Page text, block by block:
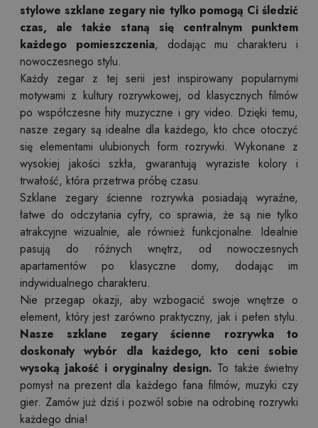
stylowe szklane zegary nie tylko pomogą Ci śledzić
czas, ale także staną się centralnym punktem
każdego pomieszczenia, dodając mu charakteru i
nowoczesnego stylu.
Każdy zegar z tej serii jest inspirowany popularnymi
motywami z kultury rozrywkowej, od klasycznych filmów
po współczesne hity muzyczne i gry video. Dzięki temu,
nasze zegary są idealne dla każdego, kto chce otoczyć
się elementami ulubionych form rozrywki. Wykonane z
wysokiej jakości szkła, gwarantują wyraziste kolory i
trwałość, która przetrwa próbę czasu.
Szklane zegary ścienne rozrywka posiadają wyraźne,
łatwe do odczytania cyfry, co sprawia, że są nie tylko
atrakcyjne wizualnie, ale również funkcjonalne. Idealnie
pasują do różnych wnętrz, od nowoczesnych
apartamentów po klasyczne domy, dodając im
indywidualnego charakteru.
Nie przegap okazji, aby wzbogacić swoje wnętrze o
element, który jest zarówno praktyczny, jak i pełen stylu.
Nasze szklane zegary ścienne rozrywka to
doskonały wybór dla każdego, kto ceni sobie
wysoką jakość i oryginalny design. To także świetny
pomysł na prezent dla każdego fana filmów, muzyki czy
gier. Zamów już dziś i pozwól sobie na odrobinę rozrywki
każdego dnia!